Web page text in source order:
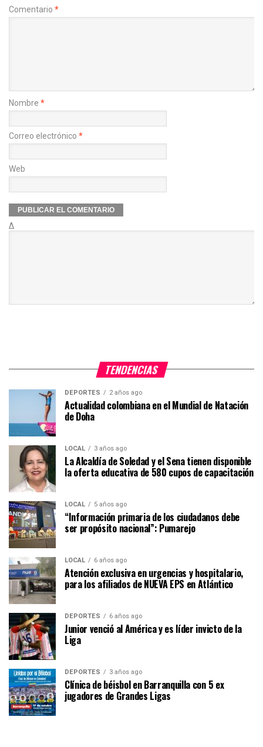
Comentario *
Nombre *
Correo electrónico *
Web
Δ
TENDENCIAS
DEPORTES 2 años ago
Actualidad colombiana en el Mundial de Natación
de Doha
LOCAL 3 años ago
La Alcaldía de Soledad y el Sena tienen disponible
la oferta educativa de 580 cupos de capacitación
LOCAL 5 años ago
“Información primaria de los ciudadanos debe
ser propósito nacional”: Pumarejo
LOCAL 6 años ago
Atención exclusiva en urgencias y hospitalario,
para los afiliados de NUEVA EPS en Atlántico
DEPORTES 6 años ago
Junior venció al América y es líder invicto de la
Liga
DEPORTES 3 años ago
Clínica de béisbol en Barranquilla con 5 ex
jugadores de Grandes Ligas